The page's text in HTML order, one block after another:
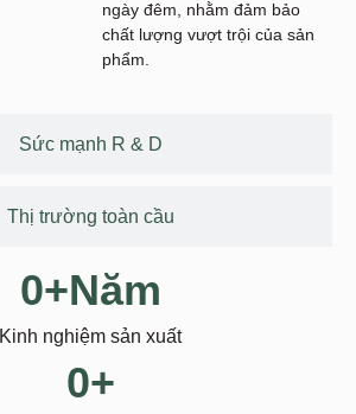
Sức mạnh R & D
Thị trường toàn cầu
ngày đêm, nhằm đảm bảo
chất lượng vượt trội của sản
phẩm.
Kinh nghiệm sản xuất
0+Năm
0+